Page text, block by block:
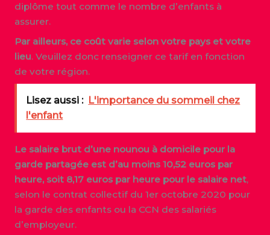
diplôme tout comme le nombre d’enfants à
assurer.
Par ailleurs, ce coût varie selon votre pays et votre
lieu. Veuillez donc renseigner ce tarif en fonction
de votre région.
Lisez aussi : L'importance du sommeil chez
l'enfant
Le salaire brut d’une nounou à domicile pour la
garde partagée est d’au moins 10,52 euros par
heure, soit 8,17 euros par heure pour le salaire net,
selon le contrat collectif du 1er octobre 2020 pour
la garde des enfants ou la CCN des salariés
d’employeur.